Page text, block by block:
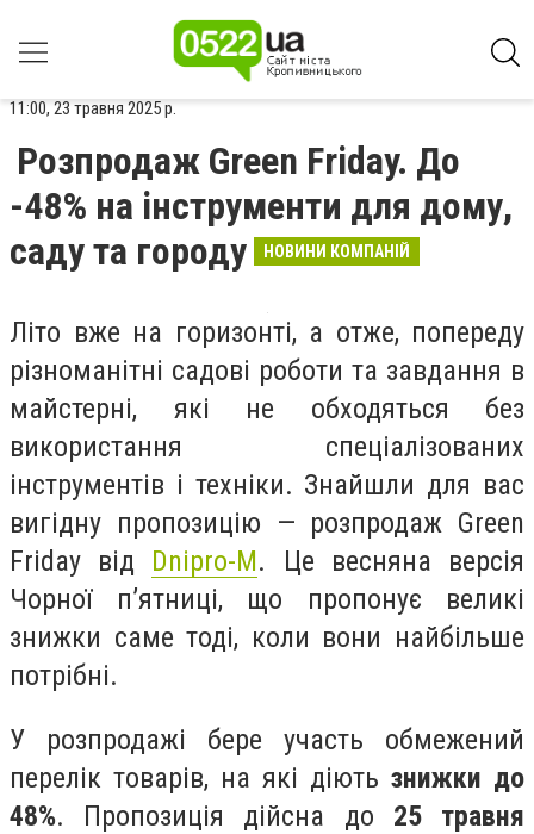
11:00, 23 травня 2025 р.
Розпродаж Green Friday. До
-48% на інструменти для дому,
саду та городу
НОВИНИ КОМПАНІЙ
Літо вже на горизонті, а отже, попереду
різноманітні садові роботи та завдання в
майстерні, які не обходяться без
використання спеціалізованих
інструментів і техніки. Знайшли для вас
вигідну пропозицію — розпродаж Green
Friday від Dnipro-M. Це весняна версія
Чорної п’ятниці, що пропонує великі
знижки саме тоді, коли вони найбільше
потрібні.
У розпродажі бере участь обмежений
перелік товарів, на які діють знижки до
48%. Пропозиція дійсна до 25 травня